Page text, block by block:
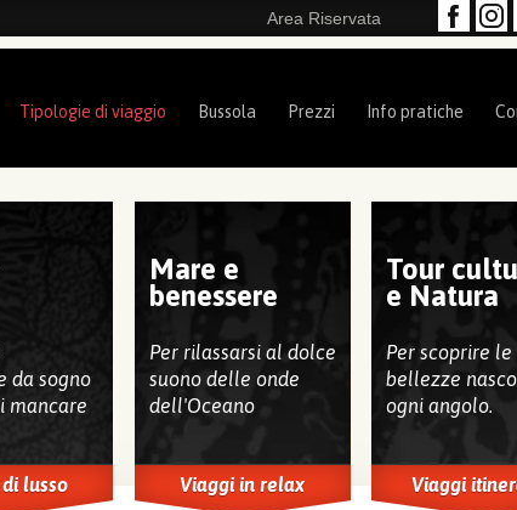
Area Riservata
Tipologie di viaggio Bussola Prezzi Info pratiche
da sogno
mancare
lusso
Mare e
benessere
Per rilassarsi al dolce
suono delle onde
dell'Oceano
Viaggi in relax
Tour
e Natura
Per scoprire le
bellezze
ogni angolo.
Viaggi